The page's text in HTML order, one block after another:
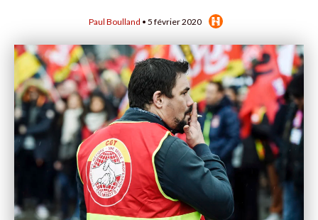
Paul Boulland • 5 février 2020